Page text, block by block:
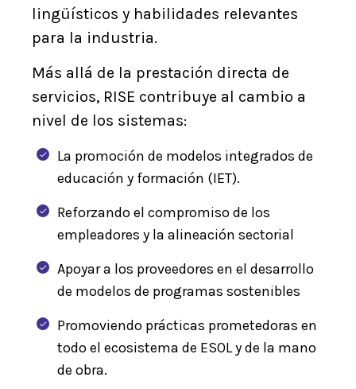
lingüísticos y habilidades relevantes
para la industria.
Más allá de la prestación directa de
servicios, RISE contribuye al cambio a
nivel de los sistemas:
La promoción de modelos integrados de
educación y formación (IET).
Reforzando el compromiso de los
empleadores y la alineación sectorial
Apoyar a los proveedores en el desarrollo
de modelos de programas sostenibles
Promoviendo prácticas prometedoras en
todo el ecosistema de ESOL y de la mano
de obra.